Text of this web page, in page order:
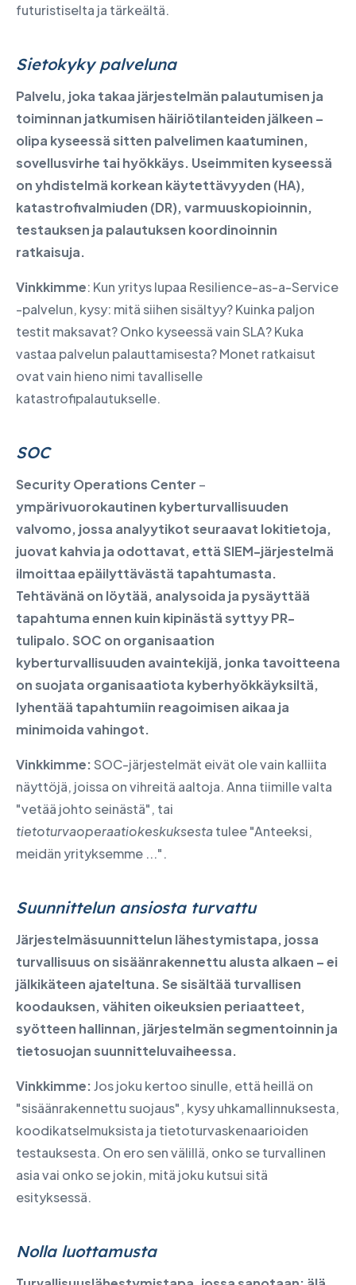
futuristiselta ja tärkeältä.
Sietokyky palveluna
Palvelu, joka takaa järjestelmän palautumisen ja
toiminnan jatkumisen häiriötilanteiden jälkeen –
olipa kyseessä sitten palvelimen kaatuminen,
sovellusvirhe tai hyökkäys. Useimmiten kyseessä
on yhdistelmä korkean käytettävyyden (HA),
katastrofivalmiuden (DR), varmuuskopioinnin,
testauksen ja palautuksen koordinoinnin
ratkaisuja.
Vinkkimme: Kun yritys lupaa Resilience-as-a-Service
-palvelun, kysy: mitä siihen sisältyy? Kuinka paljon
testit maksavat? Onko kyseessä vain SLA? Kuka
vastaa palvelun palauttamisesta? Monet ratkaisut
ovat vain hieno nimi tavalliselle
katastrofipalautukselle.
SOC
Security Operations Center –
ympärivuorokautinen kyberturvallisuuden
valvomo, jossa analyytikot seuraavat lokitietoja,
juovat kahvia ja odottavat, että SIEM-järjestelmä
ilmoittaa epäilyttävästä tapahtumasta.
Tehtävänä on löytää, analysoida ja pysäyttää
tapahtuma ennen kuin kipinästä syttyy PR-
tulipalo. SOC on organisaation
kyberturvallisuuden avaintekijä, jonka tavoitteena
on suojata organisaatiota kyberhyökkäyksiltä,
lyhentää tapahtumiin reagoimisen aikaa ja
minimoida vahingot.
Vinkkimme:SOC-järjestelmät eivät ole vain kalliita
näyttöjä, joissa on vihreitä aaltoja. Anna tiimille valta
"vetää johto seinästä", tai
tietoturvaoperaatiokeskuksestatulee "Anteeksi,
meidän yrityksemme ...".
Suunnittelun ansiosta turvattu
Järjestelmäsuunnittelun lähestymistapa, jossa
turvallisuus on sisäänrakennettu alusta alkaen – ei
jälkikäteen ajateltuna. Se sisältää turvallisen
koodauksen, vähiten oikeuksien periaatteet,
syötteen hallinnan, järjestelmän segmentoinnin ja
tietosuojan suunnitteluvaiheessa.
Vinkkimme:Jos joku kertoo sinulle, että heillä on
"sisäänrakennettu suojaus", kysy uhkamallinnuksesta,
koodikatselmuksista ja tietoturvaskenaarioiden
testauksesta. On ero sen välillä, onko se turvallinen
asia vai onko se jokin, mitä joku kutsui sitä
esityksessä.
Nolla luottamusta